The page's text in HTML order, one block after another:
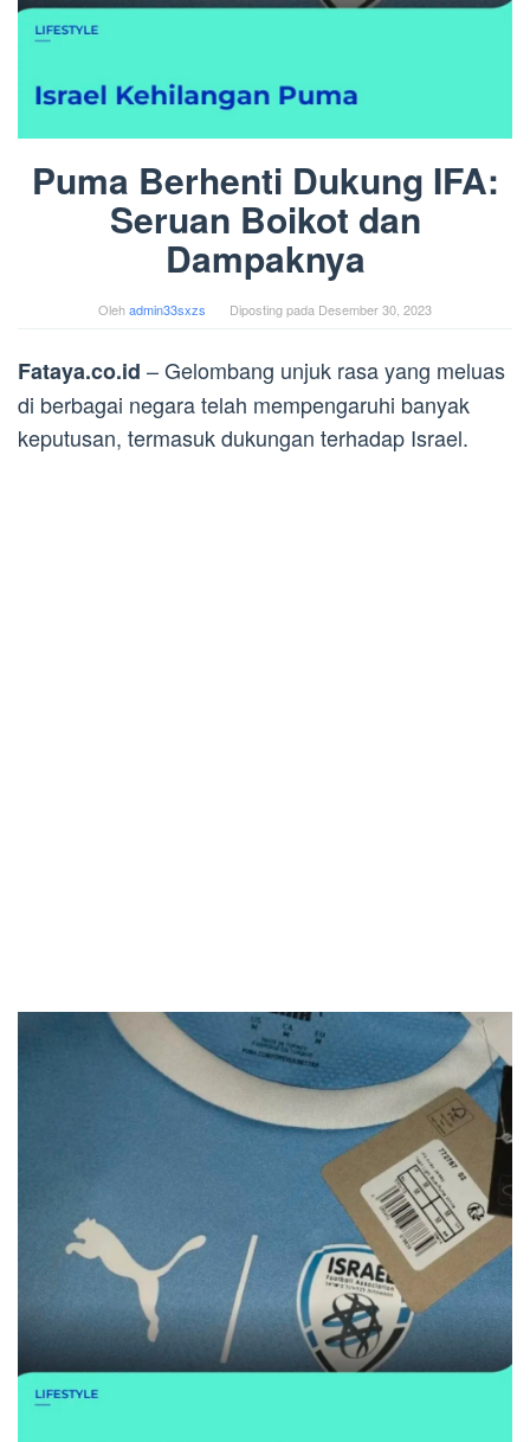
Puma Berhenti Dukung IFA:
Seruan Boikot dan
Dampaknya
Olehadmin33sxzs Diposting pada Desember 30, 2023
Fataya.co.id – Gelombang unjuk rasa yang meluas
di berbagai negara telah mempengaruhi banyak
keputusan, termasuk dukungan terhadap Israel.